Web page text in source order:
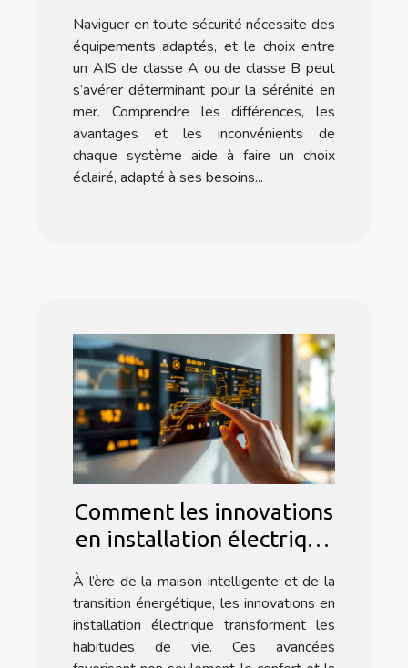
bateau ?
Naviguer en toute sécurité nécessite des
équipements adaptés, et le choix entre
un AIS de classe A ou de classe B peut
s’avérer déterminant pour la sérénité en
mer. Comprendre les différences, les
avantages et les inconvénients de
chaque système aide à faire un choix
éclairé, adapté à ses besoins...
Comment les innovations
en installation électrique
quotidien ?
À l’ère de la maison intelligente et de la
transition énergétique, les innovations en
installation électrique transforment les
habitudes de vie. Ces avancées